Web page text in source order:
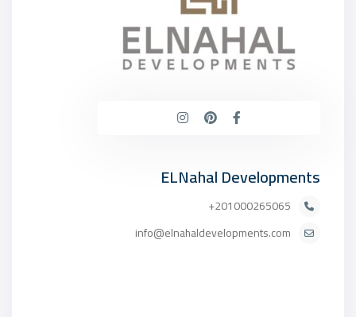
ELNahal Developments
201000265065+
info@elnahaldevelopments.com